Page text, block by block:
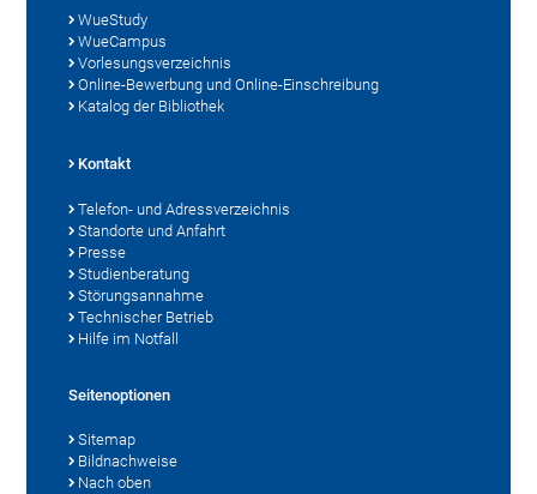
WueStudy
WueCampus
Vorlesungsverzeichnis
Online-Bewerbung und Online-Einschreibung
Katalog der Bibliothek
Kontakt
Telefon- und Adressverzeichnis
Standorte und Anfahrt
Presse
Studienberatung
Störungsannahme
Technischer Betrieb
Hilfe im Notfall
Seitenoptionen
Sitemap
Bildnachweise
Nach oben